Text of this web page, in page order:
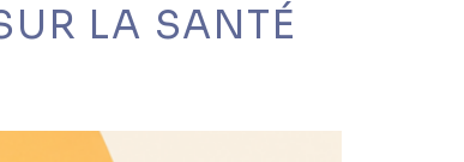
LA SANTÉ